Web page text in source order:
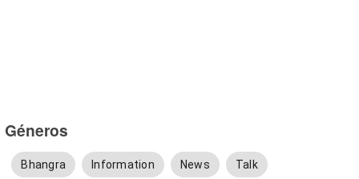
Géneros
Bhangra Information News Talk